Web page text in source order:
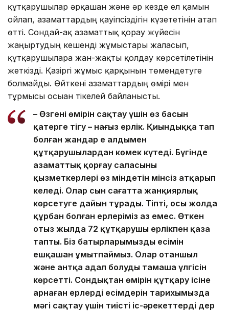
құтқарушылар әрқашан және әр кезде ел қамын
ойлап, азаматтардың қауіпсіздігін күзететінін атап
өтті. Сондай-ақ азаматтық қорғау жүйесін
жаңғыртудың кешенді жұмыстары жалғасып,
құтқарушыларға жан-жақты қолдау көрсетілетінін
жеткізді. Қазіргі жұмыс қарқынын төмендетуге
болмайды. Өйткені азаматтардың өмірі мен
тұрмысы осыған тікелей байланысты.
– Өзгенің өмірін сақтау үшін өз басын
қатерге тігу – нағыз ерлік. Қиындыққа тап
болған жандар ең алдымен
құтқарушылардан көмек күтеді. Бүгінде
азаматтық қорғау саласының
қызметкерлері өз міндетін мінсіз атқарып
келеді. Олар сын сағатта жанқиярлық
көрсетуге дайын тұрады. Тіпті, осы жолда
құрбан болған ерлеріміз аз емес. Өткен
отыз жылда 72 құтқарушы ерлікпен қаза
тапты. Біз батырларымыздың есімін
ешқашан ұмытпаймыз. Олар отаншыл
және антқа адал болудың тамаша үлгісін
көрсетті. Сондықтан өмірін құтқару ісіне
арнаған ерлердің есімдерін тарихымызда
мәңгі сақтау үшін тиісті іс-әрекеттерді дер